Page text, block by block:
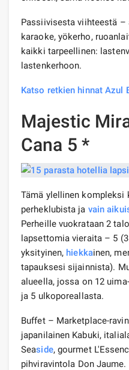
Passiivisesta viihteestä
karaoke, yökerho,
kaikki tarpeellinen:
lastenkerhoon.
Katso retkien hinnat Azul
Majestic
Cana 5 *
Tämä ylellinen kompleksi
perheklubista ja vain
Perheille vuokrataan 2
lapsettomia vieraita – 5
yksityinen, hiekkainen,
tapauksesi sijainnista).
alueella, jossa on 12
ja 5 ulkoporeallasta.
Buffet – Marketplace-
japanilainen Kabuki,
Seaside, gourmet
pihviravintola Don